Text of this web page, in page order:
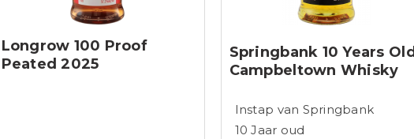
Longrow 100 Proof
Peated 2025
Springbank 10 Years Old
Campbeltown Whisky
Instap van Springbank
10 Jaar oud